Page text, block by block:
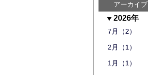
アーカイブ
2026年
7月（2）
2月（1）
1月（1）